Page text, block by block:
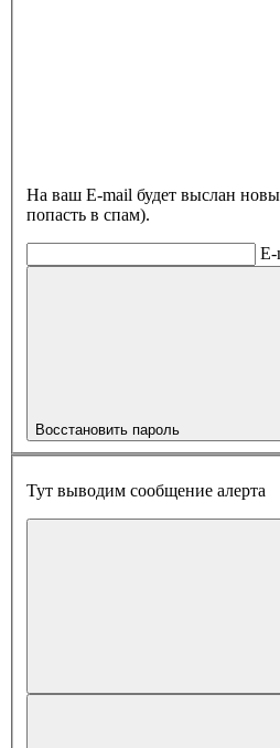
На ваш E-mail будет выслан
попасть в спам).
E-
Восстановить пароль
Тут выводим сообщение алерта